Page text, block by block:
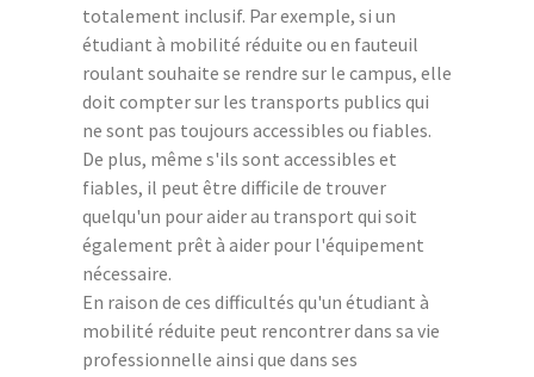
totalement inclusif. Par exemple, si un
étudiant à mobilité réduite ou en fauteuil
roulant souhaite se rendre sur le campus, elle
doit compter sur les transports publics qui
ne sont pas toujours accessibles ou fiables.
De plus, même s'ils sont accessibles et
fiables, il peut être difficile de trouver
quelqu'un pour aider au transport qui soit
également prêt à aider pour l'équipement
nécessaire.
En raison de ces difficultés qu'un étudiant à
mobilité réduite peut rencontrer dans sa vie
professionnelle ainsi que dans ses